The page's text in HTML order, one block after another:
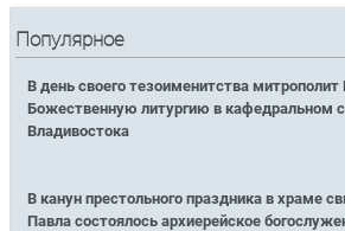
Популярное
В день своего тезоименитства
Божественную литургию в кафедральном
Владивостока
В канун престольного праздника в храме
Павла состоялось архиерейское